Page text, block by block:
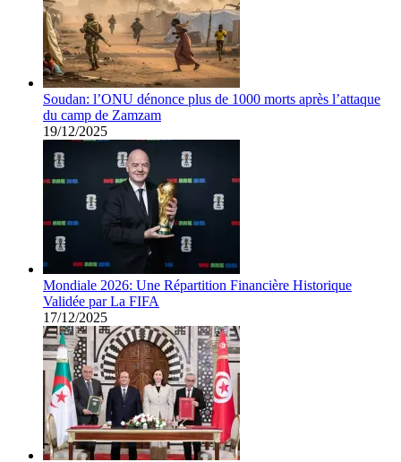
Soudan: l’ONU dénonce plus de 1000 morts après l’attaque
du camp de Zamzam
19/12/2025
Mondiale 2026: Une Répartition Financière Historique
Validée par La FIFA
17/12/2025